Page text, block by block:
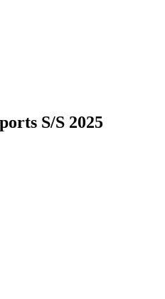
S/S 2025